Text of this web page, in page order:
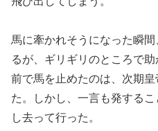
馬に牽かれそうになった瞬
るが、ギリギリのところで
前で馬を止めたのは、次期
た。しかし、一言も発する
し去って行った。